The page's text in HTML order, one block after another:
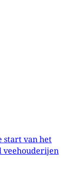
start van het
veehouderijen